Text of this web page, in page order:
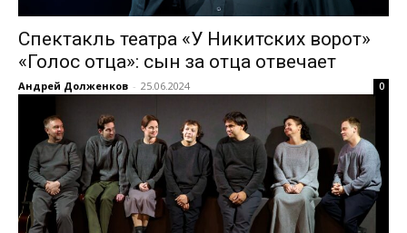
Спектакль театра «У Никитских ворот»
«Голос отца»: сын за отца отвечает
Андрей Долженков - 25.06.2024 0